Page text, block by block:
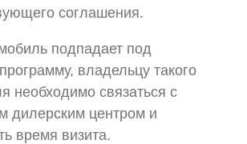
соглашения.
подпадает под
владельцу такого
необходимо связаться с
дилерским центром и
время визита.